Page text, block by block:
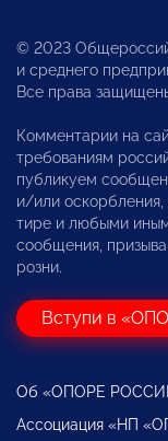
© 2023
и среднего
Все права
Комментарии на
требованиям
публикуем
и/или оскорбления,
тире и любыми
сообщения,
розни.
Вступи в
Об «ОПОРЕ
Ассоциация «НП